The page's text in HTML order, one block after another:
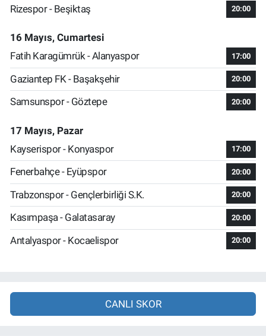
Rizespor - Beşiktaş
20:00
16 Mayıs, Cumartesi
Fatih Karagümrük - Alanyaspor
17:00
Gaziantep FK - Başakşehir 20:00
Samsunspor - Göztepe 20:00
17 Mayıs, Pazar
Kayserispor - Konyaspor
17:00
Fenerbahçe - Eyüpspor 20:00
Trabzonspor - Gençlerbirliği S.K. 20:00
Kasımpaşa - Galatasaray 20:00
Antalyaspor - Kocaelispor 20:00
CANLI SKOR